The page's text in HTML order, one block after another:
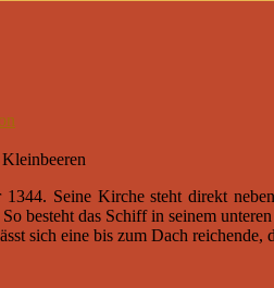
1344. Seine Kirche steht direkt
besteht das Schiff in seinem
sich eine bis zum Dach